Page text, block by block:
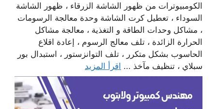
الكومبيوترات من ظهور الشاشة الزرقاء ، ظهور الشاشة
السوداء ، تعطيل كرت الشاشة وحدة معالجة الرسومات
، مشاكل وحدات الطاقة و التغذية ، معالجة مشاكل
الحرارة الزائدة ، تلف معالج الرسوم ، إعادة اقلاع
الحاسوب بشكل متكرر ، تلف التوانزستور ، استبدال بور
سبلاي ، تنظيف مآخذ ... اقرأ المزيد